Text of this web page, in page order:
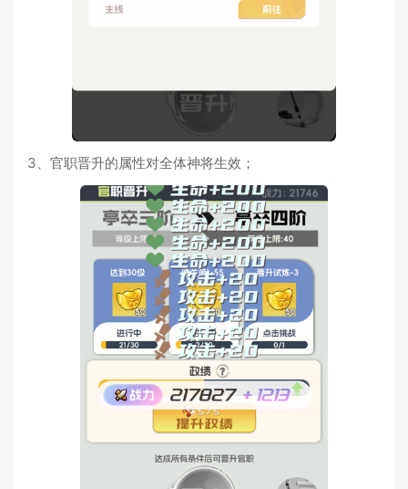
3、官职晋升的属性对全体神将生效；